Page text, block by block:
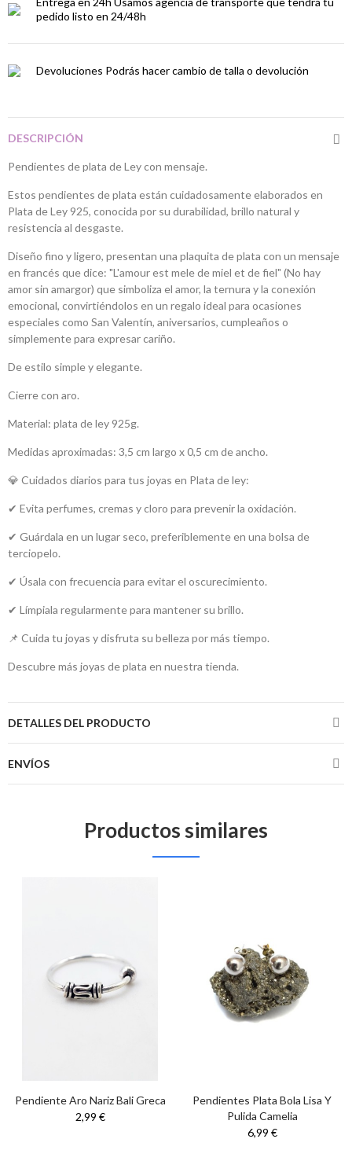
pedido listo en 24/48h
Devoluciones Podrás hacer cambio de talla o devolución
DESCRIPCIÓN
Pendientes de plata de Ley con mensaje.
Estos pendientes de plata están cuidadosamente elaborados en
Plata de Ley 925, conocida por su durabilidad, brillo natural y
resistencia al desgaste.
Diseño fino y ligero, presentan una plaquita de plata con un mensaje
en francés que dice: "L'amour est mele de miel et de fiel" (No hay
amor sin amargor) que simboliza el amor, la ternura y la conexión
emocional, convirtiéndolos en un regalo ideal para ocasiones
especiales como San Valentín, aniversarios, cumpleaños o
simplemente para expresar cariño.
De estilo simple y elegante.
Cierre con aro.
Material: plata de ley 925g.
Medidas aproximadas: 3,5 cm largo x 0,5 cm de ancho.
💎 Cuidados diarios para tus joyas en Plata de ley:
✔ Evita perfumes, cremas y cloro para prevenir la oxidación.
✔ Guárdala en un lugar seco, preferiblemente en una bolsa de
terciopelo.
✔ Úsala con frecuencia para evitar el oscurecimiento.
✔ Límpiala regularmente para mantener su brillo.
📌 Cuida tu joyas y disfruta su belleza por más tiempo.
Descubre más joyas de plata en nuestra tienda.
DETALLES DEL PRODUCTO
ENVÍOS
Productos similares
Pendiente Aro Nariz Bali Greca
2,99 €
Pendientes Plata Bola Lisa Y
Pulida Camelia
6,99 €